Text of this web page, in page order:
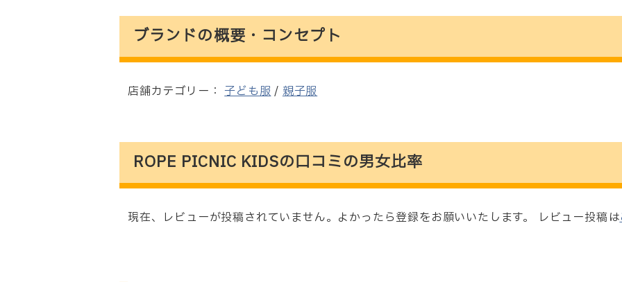
ブランドの概要・コンセプト
店舗カテゴリー：子ども服/親子服
ROPE PICNIC KIDSの口コミの男女比率
現在、レビューが投稿されていません。よかったら登録をお願いいたします。 レビュー投稿は